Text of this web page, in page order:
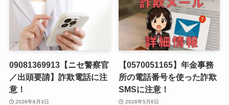
09081369913【ニセ警察官
／出頭要請】詐欺電話に注
意！
2026年8月3日
【0570051165】年金事務
所の電話番号を使った詐欺
SMSに注意！
2026年5月6日